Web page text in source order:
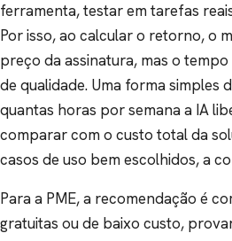
ferramenta, testar em tarefas
Por isso, ao calcular o retorno, o
preço da assinatura, mas o
de qualidade. Uma forma simples
quantas horas por semana a IA
comparar com o custo total da
casos de uso bem escolhidos, a
Para a PME, a recomendação é
gratuitas ou de baixo custo,